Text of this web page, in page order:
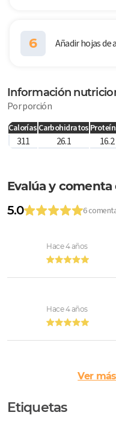
6 Añadir hojas de
Información
Por porción
Calorías Carbohidratos
311 26.1 16.2
Evalúa y
5.0
6
Hace 4 años
Hace 4 años
Ver
Etiquetas